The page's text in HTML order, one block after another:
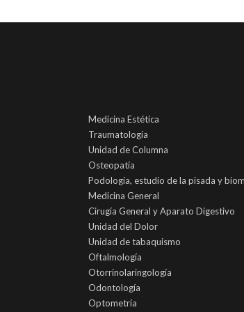
Medicina Estética
Traumatología
Unidad de Columna
Osteopatía
Podología, estudio de la pisada y
Medicina General
Cirugía General y Aparato Digestivo
Unidad del Dolor
Unidad de tabaquismo
Oftalmología
Otorrinolaringología
Odontología
Optometría